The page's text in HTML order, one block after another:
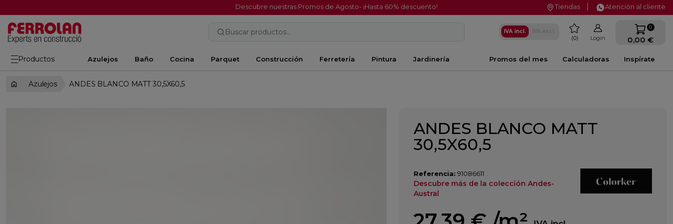
Descubre nuestras Promos de Agosto- ¡Hasta 60% descuento! Tiendas Atención al cliente
Buscar productos... IVA incl. favorite
0 Login
0
0,00 €
Productos Azulejos Baño Cocina Parquet Construcción Ferretería Pintura Jardinería Inspírate
Calculadoras
Promos del mes
Azulejos ANDES BLANCO MATT 30,5X60,5
ANDES BLANCO MATT
30,5X60,5
Referencia: 91086611
Descubre más de la colección Andes-
Austral